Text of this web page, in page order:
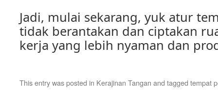
Jadi, mulai sekarang, yuk atur
tidak berantakan dan ciptakan
kerja yang lebih nyaman dan
This entry was posted in Kerajinan Tangan and tagged tempat